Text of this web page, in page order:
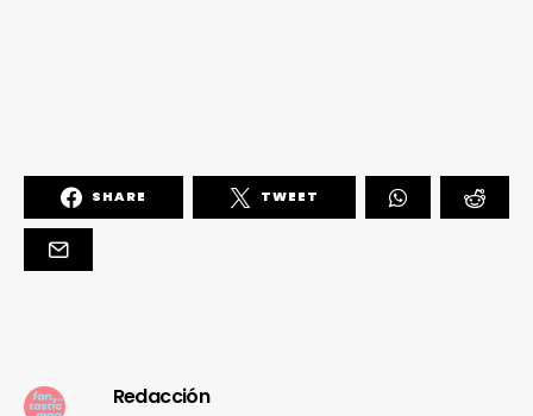
SHARE TWEET
Redacción